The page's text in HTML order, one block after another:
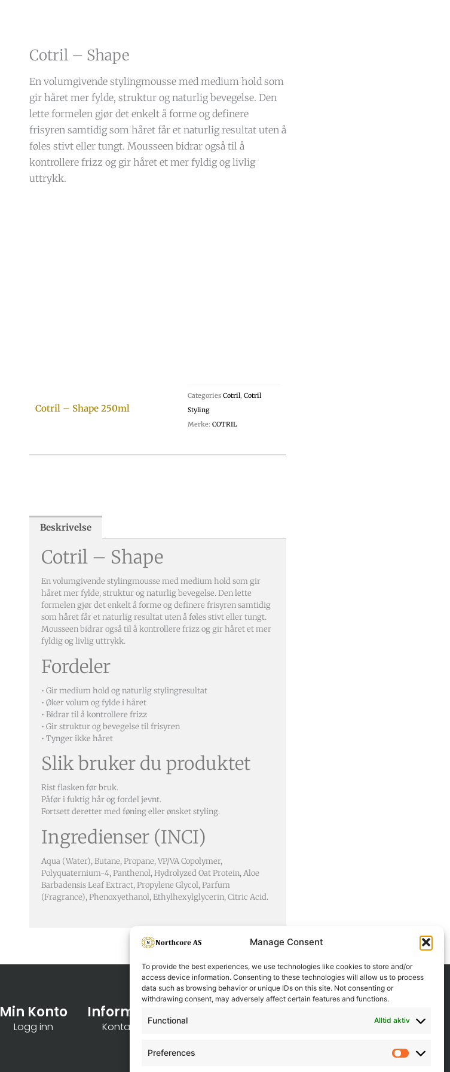
Manage Consent
To provide the best experiences, we use technologies like cookies to store and/or
access device information. Consenting to these technologies will allow us to process
data such as browsing behavior or unique IDs on this site. Not consenting or
withdrawing consent, may adversely affect certain features and functions.
Functional Alltid aktiv
Preferences
Cotril – Shape
En volumgivende stylingmousse med medium hold som
gir håret mer fylde, struktur og naturlig bevegelse. Den
lette formelen gjør det enkelt å forme og definere
frisyren samtidig som håret får et naturlig resultat uten å
føles stivt eller tungt. Mousseen bidrar også til å
kontrollere frizz og gir håret et mer fyldig og livlig
uttrykk.
Cotril – Shape 250ml
Categories Cotril, Cotril
Styling
Merke: COTRIL
Beskrivelse
Cotril – Shape
En volumgivende stylingmousse med medium hold som gir
håret mer fylde, struktur og naturlig bevegelse. Den lette
formelen gjør det enkelt å forme og definere frisyren samtidig
som håret får et naturlig resultat uten å føles stivt eller tungt.
Mousseen bidrar også til å kontrollere frizz og gir håret et mer
fyldig og livlig uttrykk.
Fordeler
• Gir medium hold og naturlig stylingresultat
• Øker volum og fylde i håret
• Bidrar til å kontrollere frizz
• Gir struktur og bevegelse til frisyren
• Tynger ikke håret
Slik bruker du produktet
Rist flasken før bruk.
Påfør i fuktig hår og fordel jevnt.
Fortsett deretter med føning eller ønsket styling.
Ingredienser (INCI)
Aqua (Water), Butane, Propane, VP/VA Copolymer,
Polyquaternium-4, Panthenol, Hydrolyzed Oat Protein, Aloe
Barbadensis Leaf Extract, Propylene Glycol, Parfum
(Fragrance), Phenoxyethanol, Ethylhexylglycerin, Citric Acid.
Min Konto
Logg inn
Informasjon
Kontakt oss